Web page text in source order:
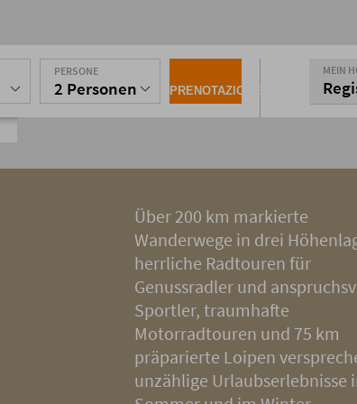
PERSONE
2 Personen PRENOTAZIONE
MEIN
Über 200 km markierte
Wanderwege in drei
herrliche Radtouren für
Genussradler und
Sportler, traumhafte
Motorradtouren und 75 km
präparierte Loipen
unzählige Urlaubserlebnisse